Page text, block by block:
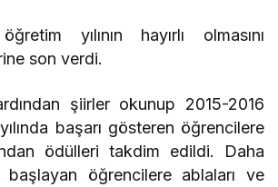
yılının hayırlı olmasını
son verdi.
şiirler okunup 2015-2016
başarı gösteren öğrencilere
ödülleri takdim edildi. Daha
başlayan öğrencilere ablaları ve